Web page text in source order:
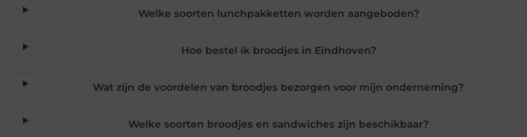
Welke soorten lunchpakketten worden aangeboden?
Hoe bestel ik broodjes in Eindhoven?
Wat zijn de voordelen van broodjes bezorgen voor mijn onderneming?
Welke soorten broodjes en sandwiches zijn beschikbaar?